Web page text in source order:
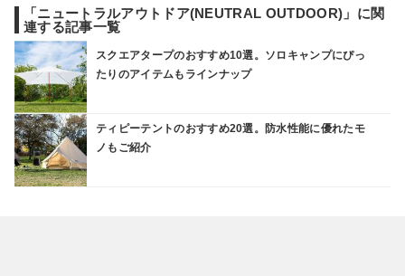
「ニュートラルアウトドア(NEUTRAL OUTDOOR)」に関
連する記事一覧
スクエアタープのおすすめ10選。ソロキャンプにぴっ
たりのアイテムもラインナップ
ティピーテントのおすすめ20選。防水性能に優れたモ
ノもご紹介